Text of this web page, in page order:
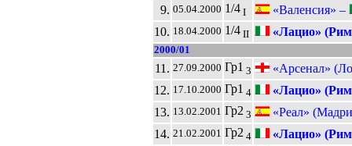
9. 05.04.2000 1/4I
«Валенсия» –
10. 18.04.2000 1/4II «Лацио»
2000/01
11. 27.09.2000 Гр1 3
«Арсенал»
12. 17.10.2000 Гр1 4
«Лацио»
13. 13.02.2001 Гр23
«Реал»
14. 21.02.2001 Гр24
«Лацио»